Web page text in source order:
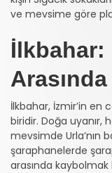
ve mevsime göre
İlkbahar:
İlkbahar, İzmir’in en
biridir. Doğa uyanır,
mevsimde Urla’nın
şaraphanelerde
arasında